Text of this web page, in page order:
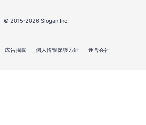
© 2015-2026 Slogan Inc.
広告掲載 個人情報保護方針 運営会社